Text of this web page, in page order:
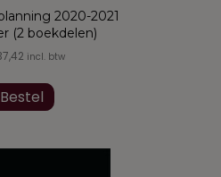
2020-2021
(2 boekdelen)
incl. btw
Bestel